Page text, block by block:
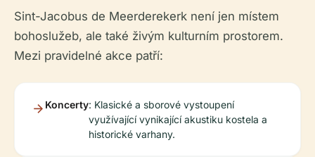
Sint-Jacobus de Meerderekerk není jen místem
bohoslužeb, ale také živým kulturním prostorem.
Mezi pravidelné akce patří:
Koncerty: Klasické a sborové vystoupení
využívající vynikající akustiku kostela a
historické varhany.